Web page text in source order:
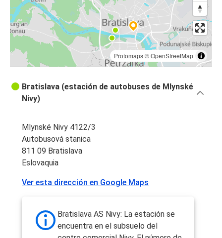
Protomaps©OpenStreetMap
Bratislava (estación de autobuses de Mlynské
Nivy)
Mlynské Nivy 4122/3
Autobusová stanica
811 09 Bratislava
Eslovaquia
Ver esta dirección en Google Maps
Bratislava AS Nivy: La estación se
encuentra en el subsuelo del